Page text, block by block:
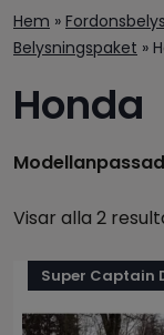
Hem »
Belysningspaket »
Honda
Visar alla 2
Super Captain
Den